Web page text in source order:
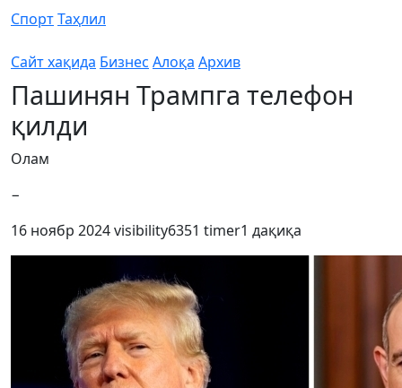
СпортТаҳлил
Сайт хақида Бизнес Алоқа Архив
Пашинян Трампга телефон
қилди
Олам
−
16 ноябр 2024visibility6351 timer1 дақиқа